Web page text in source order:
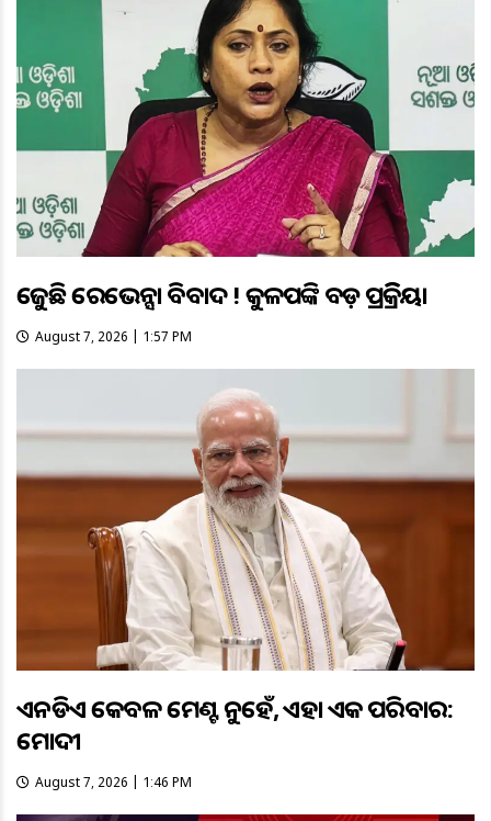
ତେଜୁଛି ରେଭେନ୍ସା ବିବାଦ ! କୁଳପତିଙ୍କ ବଡ଼ ପ୍ରତିକ୍ରିୟା
August 7, 2026 | 1:57 PM
ଏନଡିଏ କେବଳ ମେଣ୍ଟ ନୁହେଁ, ଏହା ଏକ ପରିବାର:
ମୋଦୀ
August 7, 2026 | 1:46 PM